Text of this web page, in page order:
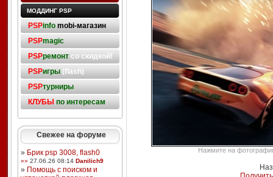
МОДДИНГ PSP
PSPinfo mobi-магазин
PSPmagic
PSPремонтсо скидкой!
PSPигры(flash)
PSPтурниры
КЛУБЫ по интересам
Свежее на форуме
» Брик psp 3008, flash0
»» 27.06.26 08:14 Danilich9
» Помощь с поиском и
Нажмите на